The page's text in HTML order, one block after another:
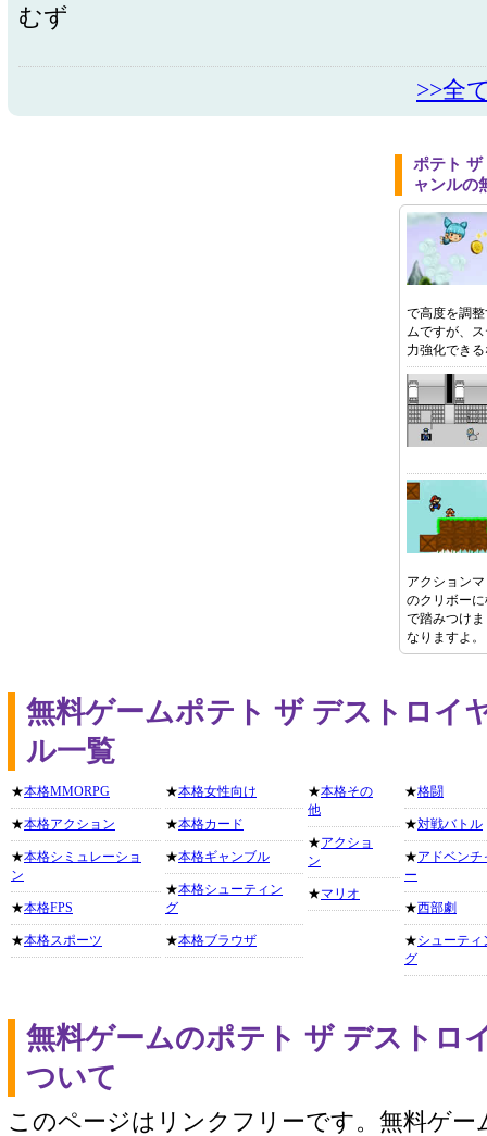
むず
>>全
ポテト ザ
ャンルの
で高度を調
ムですが、
力強化でき
アクション
のクリボー
で踏みつけ
なりますよ。
無料ゲームポテト ザ デストロイ
ル一覧
★本格MMORPG
★本格アクション
★本格シミュレーショ
ン
★本格FPS
★本格スポーツ
★本格女性向け
★本格カード
★本格ギャンブル
★本格シューティン
グ
★本格ブラウザ
★本格その
他
★アクショ
ン
★マリオ
★格闘
★対戦バトル
★アドベンチ
ー
★西部劇
★シューティ
グ
無料ゲームのポテト ザ デストロ
ついて
このページはリンクフリーです。無料ゲー